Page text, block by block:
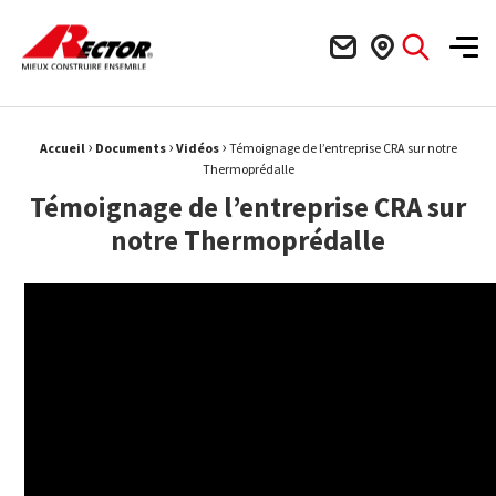
Rector Mieux construire ensemble
Fil d'Ariane :
Accueil › Documents › Vidéos › Témoignage de l’entreprise CRA sur notre
Thermoprédalle
Témoignage de l’entreprise CRA sur
notre Thermoprédalle